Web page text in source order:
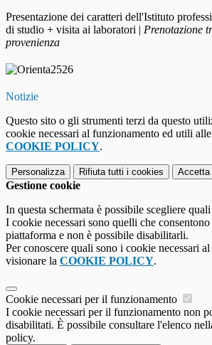
Presentazione dei caratteri dell'Istituto
di studio + visita ai laboratori | Prenotazione
provenienza
Notizie
Questo sito o gli strumenti terzi da questo
cookie necessari al funzionamento ed utili
COOKIE POLICY.
Personalizza Rifiuta tutti i cookies Accetta
Gestione cookie
In questa schermata è possibile scegliere
I cookie necessari sono quelli che
piattaforma e non è possibile disabilitarli.
Per conoscere quali sono i cookie necessari
visionare la COOKIE POLICY.
Cookie necessari per il funzionamento
I cookie necessari per il funzionamento non
disabilitati. È possibile consultare l'elenco
policy.